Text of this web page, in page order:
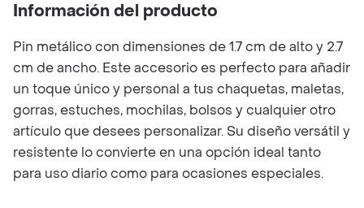
Información del producto
Pin metálico con dimensiones de 1.7 cm de alto y 2.7
cm de ancho. Este accesorio es perfecto para añadir
un toque único y personal a tus chaquetas, maletas,
gorras, estuches, mochilas, bolsos y cualquier otro
artículo que desees personalizar. Su diseño versátil y
resistente lo convierte en una opción ideal tanto
para uso diario como para ocasiones especiales.